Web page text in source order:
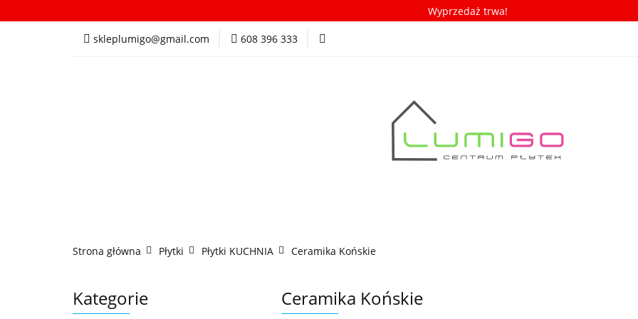
Wyprzedaż trwa!
skleplumigo@gmail.com 608 396 333
Kategorie Inspiracje
Strona główna Płytki Płytki KUCHNIA Ceramika Końskie
Kategorie Ceramika Końskie